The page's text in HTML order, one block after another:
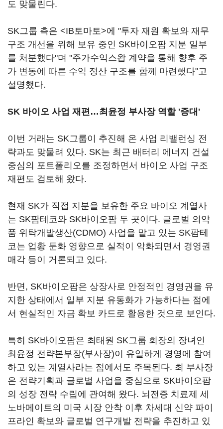
도 맞물린다.
SK그룹 측은 <IB토마토>에 "투자 재원 확보와 재무
구조 개선을 위해 보유 중인 SK바이오팜 지분 일부
를 처분했다"며 "주가수익스왑 계약을 통해 향후 주
가 변동에 따른 수익 정산 구조를 함께 마련했다"고
설명했다.
SK 바이오 사업 재편…최윤정 부사장 역할 '증대'
이번 거래는 SK그룹이 추진해 온 사업 리밸런싱 전
략과도 맞물려 있다. SK는 최근 배터리 에너지 건설
중심의 포트폴리오를 조정하면서 바이오 사업 구조
재편도 검토해 왔다.
현재 SK가 직접 지분을 보유한 주요 바이오 계열사
는 SK팜테코와 SK바이오팜 두 곳이다. 글로벌 의약
품 위탁개발생산(CDMO) 사업을 맡고 있는 SK팜테
코는 업황 둔화 영향으로 실적이 악화되면서 경영권
매각 등이 거론되고 있다.
반면, SK바이오팜은 상장사로 안정적인 경영권을 유
지한 상태에서 일부 지분 유동화가 가능하다는 점에
서 현실적인 자금 확보 카드로 활용한 것으로 보인다.
특히 SK바이오팜은 최태원 SK그룹 회장의 장녀인
최윤정 전략본부장(부사장)이 유일하게 경영에 참여
하고 있는 계열사라는 점에서도 주목된다. 최 부사장
은 전략기획과 글로벌 사업을 중심으로 SK바이오팜
의 성장 전략 수립에 관여해 왔다. 뇌전증 치료제 세
노바메이트의 미국 시장 안착 이후 차세대 신약 파이
프라인 확보와 글로벌 연구개발 전략을 추진하고 있